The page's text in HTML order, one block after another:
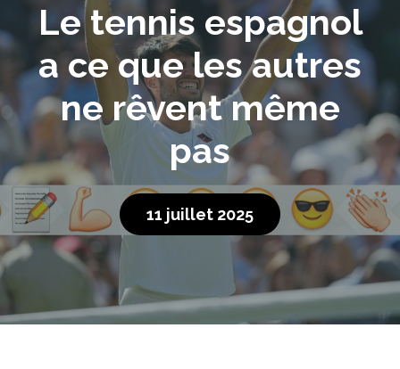
Le tennis espagnol
a ce que les autres
ne rêvent même
pas
11 juillet 2025